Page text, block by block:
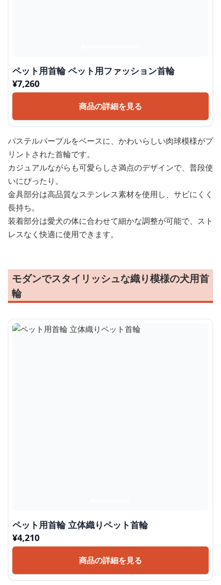
ペット用首輪 ペット用ファッション首輪
¥7,260
商品の詳細を見る
パステルパープルをベースに、かわいらしい肉球模様がプ
リントされた首輪です。
カジュアルながらも可愛らしさ満点のデザインで、普段使
いにぴったり。
金具部分は高品質なステンレス素材を使用し、サビにくく
長持ち。
装着部分は愛犬の体に合わせて細かな調整が可能で、スト
レスなく快適に使用できます。
モダンでスタイリッシュな織り模様の犬用首
輪
ペット用首輪 立体織りペット首輪
¥4,210
商品の詳細を見る